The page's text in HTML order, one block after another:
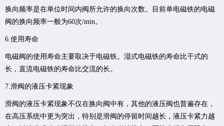
换向频率是在单位时间内阀所允许的换向次数。目前单电磁铁的电磁
阀的换向频率一般为60次/min。
6.使用寿命
电磁阀的使用寿命主要取决于电磁铁。湿式电磁铁的寿命比干式的
长，直流电磁铁的寿命比交流的长。
7.滑阀的液压卡紧现象
滑阀的液压卡紧现象不仅在换向阀中有，其他的液压阀也普遍存在，
在高压系统中更为突出，特别是滑阀的停留时间越长，液压卡紧力越